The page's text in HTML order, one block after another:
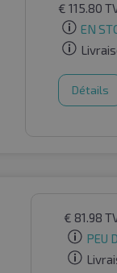
€ 115.80
EN
Détails
€ 81.98
PEU